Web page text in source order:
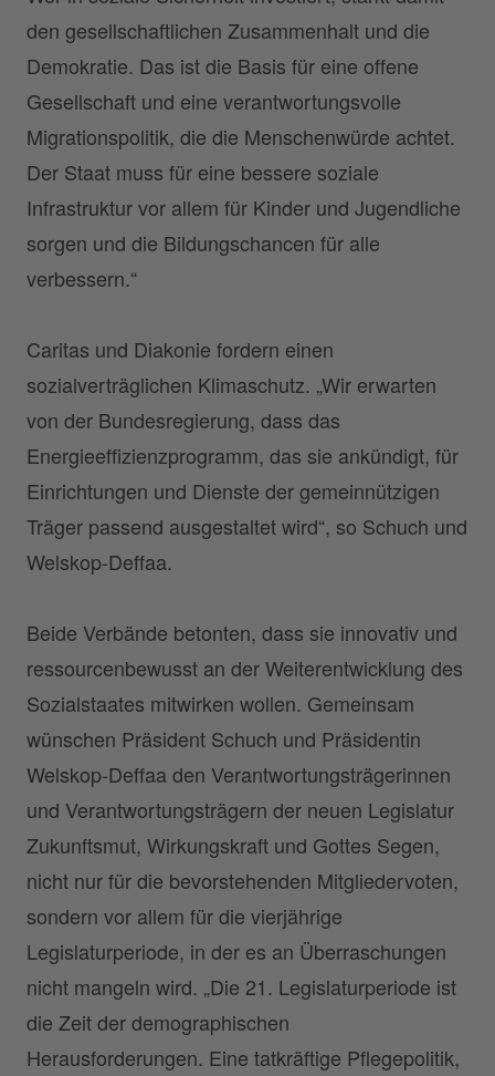
den gesellschaftlichen Zusammenhalt und die
Demokratie. Das ist die Basis für eine offene
Gesellschaft und eine verantwortungsvolle
Migrationspolitik, die die Menschenwürde achtet.
Der Staat muss für eine bessere soziale
Infrastruktur vor allem für Kinder und Jugendliche
sorgen und die Bildungschancen für alle
verbessern.“
Caritas und Diakonie fordern einen
sozialverträglichen Klimaschutz. „Wir erwarten
von der Bundesregierung, dass das
Energieeffizienzprogramm, das sie ankündigt, für
Einrichtungen und Dienste der gemeinnützigen
Träger passend ausgestaltet wird“, so Schuch und
Welskop-Deffaa.
Beide Verbände betonten, dass sie innovativ und
ressourcenbewusst an der Weiterentwicklung des
Sozialstaates mitwirken wollen. Gemeinsam
wünschen Präsident Schuch und Präsidentin
Welskop-Deffaa den Verantwortungsträgerinnen
und Verantwortungsträgern der neuen Legislatur
Zukunftsmut, Wirkungskraft und Gottes Segen,
nicht nur für die bevorstehenden Mitgliedervoten,
sondern vor allem für die vierjährige
Legislaturperiode, in der es an Überraschungen
nicht mangeln wird. „Die 21. Legislaturperiode ist
die Zeit der demographischen
Herausforderungen. Eine tatkräftige Pflegepolitik,